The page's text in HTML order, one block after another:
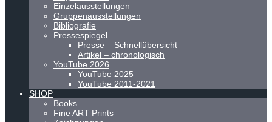
Einzelausstellungen
Gruppenausstellungen
Bibliografie
Pressespiegel
Presse – Schnellübersicht
Artikel – chronologisch
YouTube 2026
YouTube 2025
YouTube 2011-2021
SHOP
Books
Fine ART Prints